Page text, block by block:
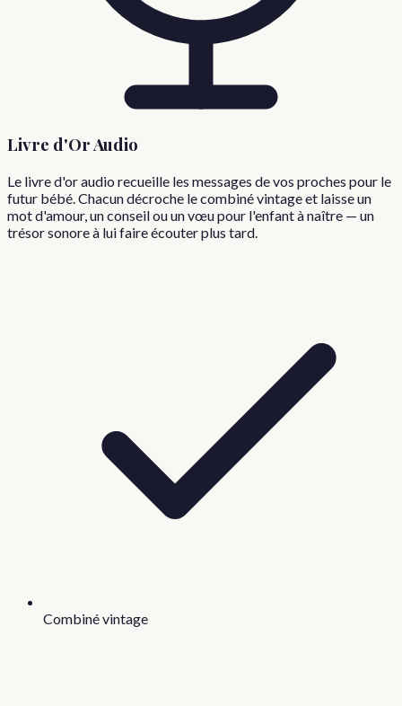
Livre d'Or Audio
Le livre d'or audio recueille les messages de vos proches pour le
futur bébé. Chacun décroche le combiné vintage et laisse un
mot d'amour, un conseil ou un vœu pour l'enfant à naître — un
trésor sonore à lui faire écouter plus tard.
Combiné vintage